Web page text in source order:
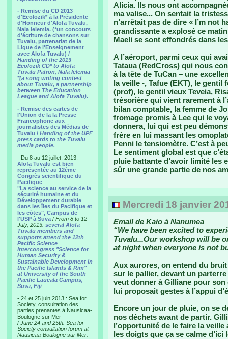
- Remise du CD 2013
d'Ecolozik* à la Présidente
d'Honneur d'Alofa Tuvalu,
Nala Ielemia. (*un concours
d'écriture de chansons sur
Tuvalu, partenariat de la
Ligue de l'Enseignement
avec Alofa Tuvalu) /
Handing of the 2013
Ecolozik CD* to Alofa
Tuvalu Patron, Nala Ielemia
*(a song writing contest
about Tuvalu, a partnership
between The Education
League and Alofa Tuvalu).
- Remise des cartes de
l'Union de la la Presse
Francophone aux
journalistes des Médias de
Tuvalu / Handing of the UPF
press cards to the Tuvalu
media people.
- Du 8 au 12 juillet, 2013:
Alofa Tuvalu est bien
représentée au 12ème
Congrès scientifique du
Pacifique
"La science au service de la
sécurité humaine et du
Développement durable
dans les îles du Pacifique et
les côtes", Campus de
l'USP à Suva / From 8 to 12
July, 2013: several Alofa
Tuvalu members and
supports attend the 12th
Pacific Science
Intercongress "Science for
Human Security &
Sustainable Development in
the Pacific Islands & Rim"
at University of the South
Pacific Laucala Campus,
Suva, Fiji
- 24 et 25 juin 2013 : Sea for
Society, consultation des
parties prenantes à Nausicaa-
Boulogne sur Mer
/ June 24 and 25th: Sea for
Society consultation forum at
Nausicaa-Boulogne sur Mer.
Alicia. Ils nous ont
ma valise... On sentait la
n’arrêtait pas de dire « I’m not
grandissante a explosé ce
Maeli se sont effondrés dans
A l’aéroport, parmi ceux qui
Tataua (RedCross) qui nous
à la tête de TuCan – une
la veille -, Tafue (EKT), le
(prof), le gentil vieux Teveia,
trésorière qui vient rarement à
bilan comptable, la femme de
fromage promis à Lee qui le
donnera, lui qui est peu
frère en lui massant les
Penni le tensiomètre. C’est à
Le sentiment global est que
pluie battante d’avoir limité
sûr une grande partie de nos
Mercredi 18 janvier
Email de Kaio à Nanumea
“We have been excited to
Tuvalu...Our workshop will be
at night when everyone is not
Aux aurores, on entend du
sur le pallier, devant un
veut donner à Gilliane pour
lui proposait gestes à l’appui
Encore un jour de pluie, on se
nos déchets avant de partir.
l’opportunité de le faire la
les doigts que ça se calme d’ici